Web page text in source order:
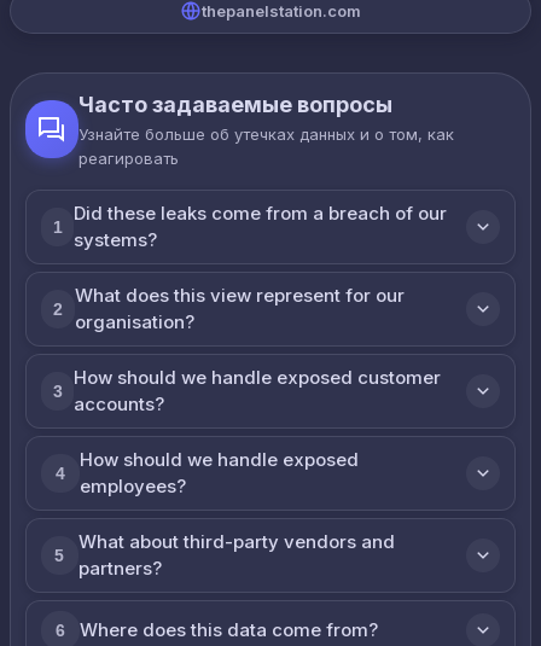
thepanelstation.com
Часто задаваемые вопросы
Узнайте больше об утечках данных и о том, как
реагировать
1
Did these leaks come from a breach of our
systems?
2
What does this view represent for our
organisation?
3
How should we handle exposed customer
accounts?
4
How should we handle exposed
employees?
5
What about third-party vendors and
partners?
6 Where does this data come from?